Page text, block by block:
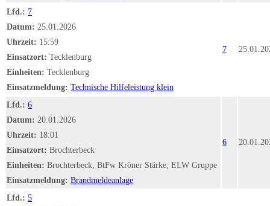
Lfd.: 7
Datum: 25.01.2026
Uhrzeit: 15:59
Einsatzort: Tecklenburg
Einheiten: Tecklenburg
Einsatzmeldung: Technische Hilfeleistung klein
7
Lfd.: 6
Datum: 20.01.2026
Uhrzeit: 18:01
Einsatzort: Brochterbeck
Einheiten: Brochterbeck, BtFw Kröner Stärke, ELW Gruppe
Einsatzmeldung: Brandmeldeanlage
6
Lfd.: 5